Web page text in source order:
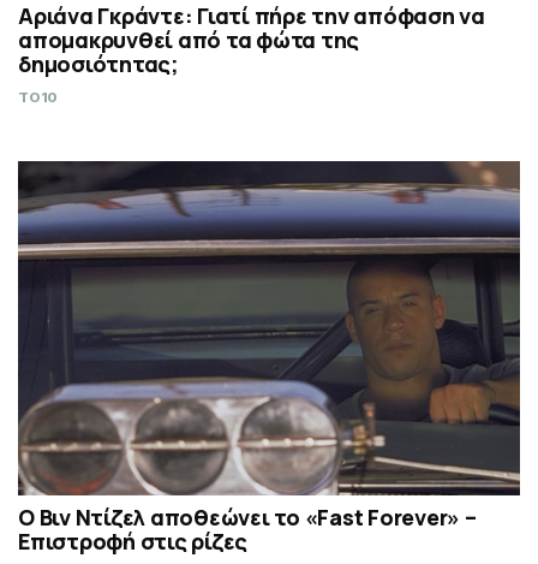
Αριάνα Γκράντε: Γιατί πήρε την απόφαση να
απομακρυνθεί από τα φώτα της
δημοσιότητας;
TO10
Ο Βιν Ντίζελ αποθεώνει το «Fast Forever» –
Επιστροφή στις ρίζες